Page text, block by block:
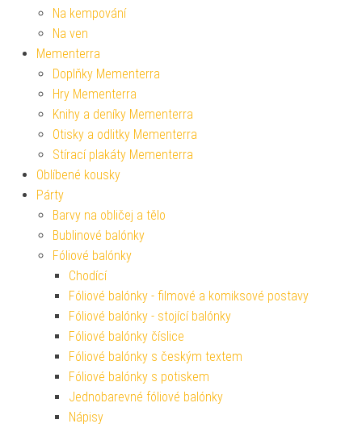
Na kempování
Na ven
Mementerra
Doplňky Mementerra
Hry Mementerra
Knihy a deníky Mementerra
Otisky a odlitky Mementerra
Stírací plakáty Mementerra
Oblíbené kousky
Párty
Barvy na obličej a tělo
Bublinové balónky
Fóliové balónky
Chodící
Fóliové balónky - filmové a komiksové postavy
Fóliové balónky - stojící balónky
Fóliové balónky číslice
Fóliové balónky s českým textem
Fóliové balónky s potiskem
Jednobarevné fóliové balónky
Nápisy